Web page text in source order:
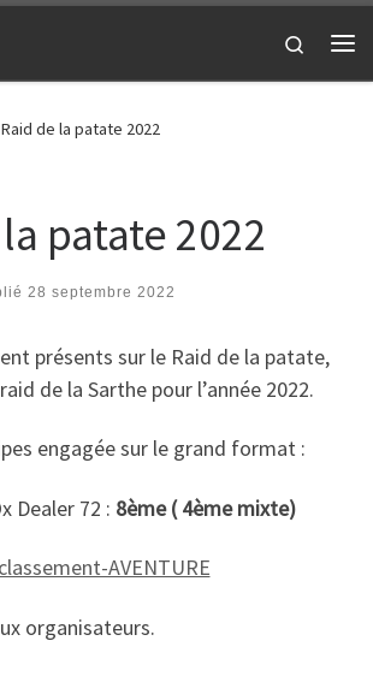
Search
Raid de la patate 2022
patate 2022
28 septembre 2022
présents sur le Raid de la patate,
de la Sarthe pour l’année 2022.
engagée sur le grand format :
Dealer 72 : 8ème ( 4ème mixte)
classement-AVENTURE
organisateurs.